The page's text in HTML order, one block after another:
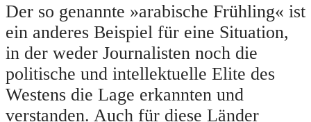
Der so genannte »arabische Frühling« ist
ein anderes Beispiel für eine Situation,
in der weder Journalisten noch die
politische und intellektuelle Elite des
Westens die Lage erkannten und
verstanden. Auch für diese Länder